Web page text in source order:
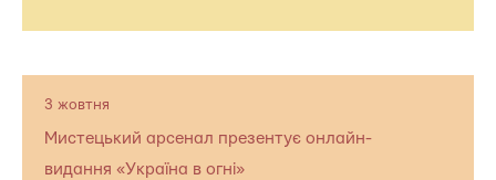
3 жовтня
Мистецький арсенал презентує онлайн-
видання «Україна в огні»